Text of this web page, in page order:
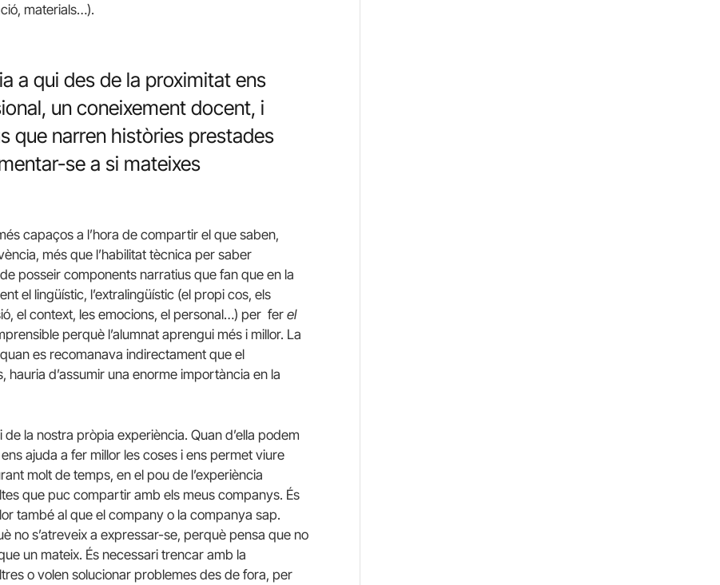
materials…).
a qui des de la proximitat ens
un coneixement docent, i
que narren històries prestades
se a si mateixes
capaços a l’hora de compartir el que saben,
més que l’habilitat tècnica per saber
posseir components narratius que fan que en la
el lingüístic, l’extralingüístic (el propi cos, els
el context, les emocions, el personal…) per ferel
perquè l’alumnat aprengui més i millor. La
es recomanava indirectament que el
d’assumir una enorme importància en la
la nostra pròpia experiència. Quan d’ella podem
ajuda a fer millor les coses i ens permet viure
molt de temps, en el pou de l’experiència
que puc compartir amb els meus companys. És
també al que el company o la companya sap.
no s’atreveix a expressar-se, perquè pensa que no
un mateix. És necessari trencar amb la
o volen solucionar problemes des de fora, per